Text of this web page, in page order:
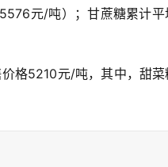
元/吨）；甘蔗糖累计平
格5210元/吨，其中，甜菜